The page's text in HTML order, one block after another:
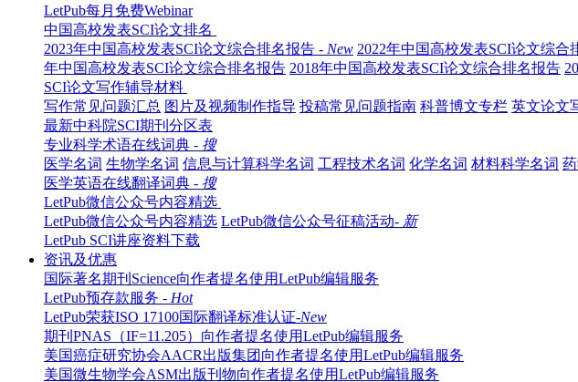
LetPub每月免费Webinar
中国高校发表SCI论文排名
2023年中国高校发表SCI论文综合排名报告 - New 2022年中国高校发表SCI论文综合
年中国高校发表SCI论文综合排名报告 2018年中国高校发表SCI论文综合排名报告
SCI论文写作辅导材料
写作常见问题汇总 图片及视频制作指导 投稿常见问题指南 科普博文专栏 英文论文
最新中科院SCI期刊分区表
专业科学术语在线词典 - 搜
医学名词 生物学名词 信息与计算科学名词 工程技术名词 化学名词 材料科学名词
医学英语在线翻译词典 - 搜
LetPub微信公众号内容精选
LetPub微信公众号内容精选 LetPub微信公众号征稿活动- 新
LetPub SCI讲座资料下载
资讯及优惠
国际著名期刊Science向作者提名使用LetPub编辑服务
LetPub预存款服务 - Hot
LetPub荣获ISO 17100国际翻译标准认证-New
期刊PNAS（IF=11.205）向作者提名使用LetPub编辑服务
美国癌症研究协会AACR出版集团向作者提名使用LetPub编辑服务
美国微生物学会ASM出版刊物向作者提名使用LetPub编辑服务